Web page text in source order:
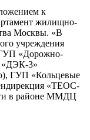
к
жилищно-
Москвы. «В
учреждения
«Дорожно-
«ДЭК-3»
ГУП «Кольцевые
«ТЕОС-
в районе ММДЦ